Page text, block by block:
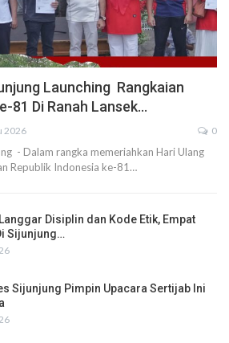
Launching Rangkaian
81 Di Ranah Lansek…
2026 0
- Dalam rangka memeriahkan Hari Ulang
Republik Indonesia ke-81…
Disiplin dan Kode Etik, Empat
Sijunjung…
Sijunjung Pimpin Upacara Sertijab Ini